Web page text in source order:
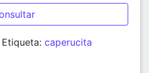
Etiqueta: caperucita